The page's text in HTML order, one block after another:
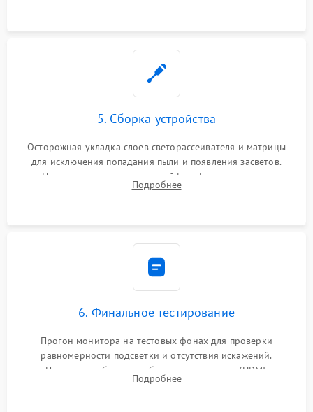
5. Сборка устройства
Осторожная укладка слоев светорассеивателя и матрицы
для исключения попадания пыли и появления засветов.
Надежное подключение шлейфов, фиксация плат и
аккуратное защелкивание пластикового корпуса монитора.
Подробнее
6. Финальное тестирование
Прогон монитора на тестовых фонах для проверки
равномерности подсветки и отсутствия искажений.
Проверка работоспособности всех портов (HDMI,
DisplayPort, VGA) и кнопок управления под нагрузкой в
Подробнее